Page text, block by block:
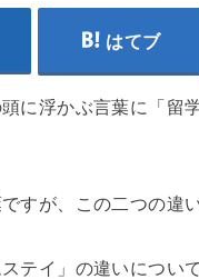
はてブ
に浮かぶ言葉に「留
すが、この二つの違
テイ」の違いについ